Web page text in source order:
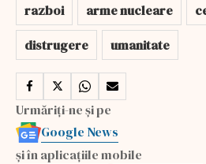
razboi arme nucleare
distrugere
umanitate
Urmăriți-ne și pe
Google News
și în aplicațiile mobile